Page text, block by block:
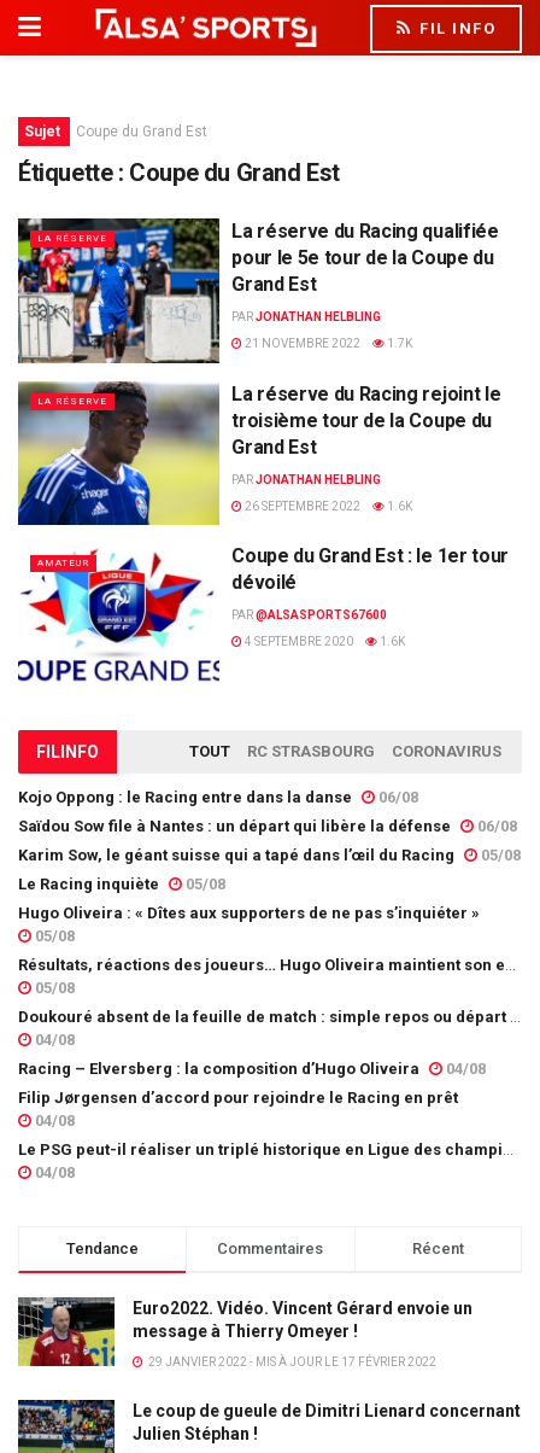
FIL INFO
Sujet Coupe du Grand Est
Étiquette : Coupe du Grand Est
LA RÉSERVE
La réserve du Racing qualifiée
pour le 5e tour de la Coupe du
Grand Est
PARJONATHAN HELBLING
21 NOVEMBRE 2022
1.7K
LA RÉSERVE
La réserve du Racing rejoint le
troisième tour de la Coupe du
Grand Est
PARJONATHAN HELBLING
26 SEPTEMBRE 2022
1.6K
AMATEUR
Coupe du Grand Est : le 1er tour
dévoilé
PAR@ALSASPORTS67600
4 SEPTEMBRE 2020
1.6K
FILINFO TOUT RC STRASBOURG CORONAVIRUS
Kojo Oppong : le Racing entre dans la danse
06/08
Saïdou Sow file à Nantes : un départ qui libère la défense
06/08
Karim Sow, le géant suisse qui a tapé dans l’œil du Racing
05/08
Le Racing inquiète
05/08
Hugo Oliveira : « Dîtes aux supporters de ne pas s’inquiéter »
05/08
05/08
04/08
Racing – Elversberg : la composition d’Hugo Oliveira
04/08
Filip Jørgensen d’accord pour rejoindre le Racing en prêt
04/08
04/08
Tendance Commentaires Récent
Euro2022. Vidéo. Vincent Gérard envoie un
message à Thierry Omeyer !
29 JANVIER 2022 - MIS À JOUR LE 17 FÉVRIER 2022
Le coup de gueule de Dimitri Lienard concernant
Julien Stéphan !